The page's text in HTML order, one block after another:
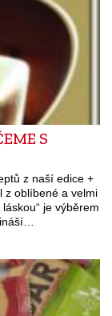
S
z naší edice +
z oblíbené a velmi
je výběrem